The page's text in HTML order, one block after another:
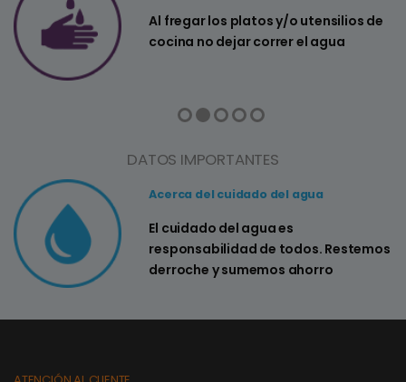
Al fregar los platos y/o utensilios de
cocina no dejar correr el agua
DATOS IMPORTANTES
Acerca del cuidado del agua
El cuidado del agua es
responsabilidad de todos. Restemos
derroche y sumemos ahorro